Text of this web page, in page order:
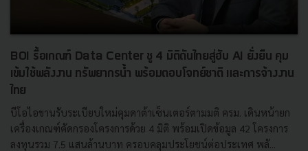
BOI รื้อเกณฑ์ Data Center ชู 4 มิติดันไทยสู่ฮับ AI ยั่งยืน คุม
เข้มใช้พลังงาน ทรัพยากรน้ำ พร้อมตอบโจทย์ชาติ และการจ้างงาน
ไทย
บีโอไอขานรับระเบียบใหม่คุมดาต้าเซ็นเตอร์ตามมติ ครม. เดินหน้ายก
เครื่องเกณฑ์คัดกรองโครงการด้วย 4 มิติ พร้อมเปิดข้อมูล 42 โครงการ
ลงทุนรวม 7.5 แสนล้านบาท ครอบคลุมประโยชน์ต่อประเทศ พลั...